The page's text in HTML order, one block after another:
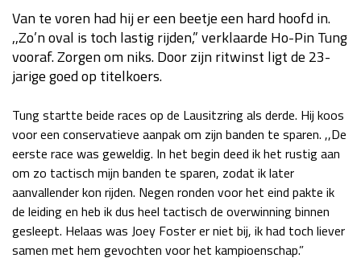
Kwalificatie
vr 14:00 - 15:00
Race
Kwalificatie
za 15:00 - 16:00
Race
zo 14:00 - 16:00
GP VERENIGDE STATEN 2026 23 - 25 okt
Kwalificatie
za 23:00 - 00:00
Race
zo 21:00 - 23:00
GP SÃO PAULO 2026 06 - 08 nov
Van te voren had hij er een beetje een hard hoofd in.
,,Zo’n oval is toch lastig rijden,” verklaarde Ho-Pin Tung
vooraf. Zorgen om niks. Door zijn ritwinst ligt de 23-
jarige goed op titelkoers.
Tung startte beide races op de Lausitzring als derde. Hij koos
voor een conservatieve aanpak om zijn banden te sparen. ,,De
eerste race was geweldig. In het begin deed ik het rustig aan
om zo tactisch mijn banden te sparen, zodat ik later
aanvallender kon rijden. Negen ronden voor het eind pakte ik
de leiding en heb ik dus heel tactisch de overwinning binnen
gesleept. Helaas was Joey Foster er niet bij, ik had toch liever
samen met hem gevochten voor het kampioenschap.”